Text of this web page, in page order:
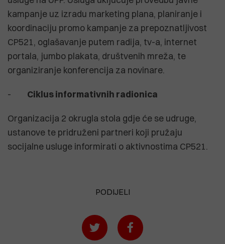
kampanje uz izradu marketing plana, planiranje i
koordinaciju promo kampanje za prepoznatljivost
CP521, oglašavanje putem radija, tv-a, internet
portala, jumbo plakata, društvenih mreža, te
organiziranje konferencija za novinare.
- Ciklus informativnih radionica
Organizacija 2 okrugla stola gdje će se udruge,
ustanove te pridruženi partneri koji pružaju
socijalne usluge informirati o aktivnostima CP521.
PODIJELI